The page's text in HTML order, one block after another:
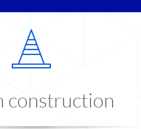
construction